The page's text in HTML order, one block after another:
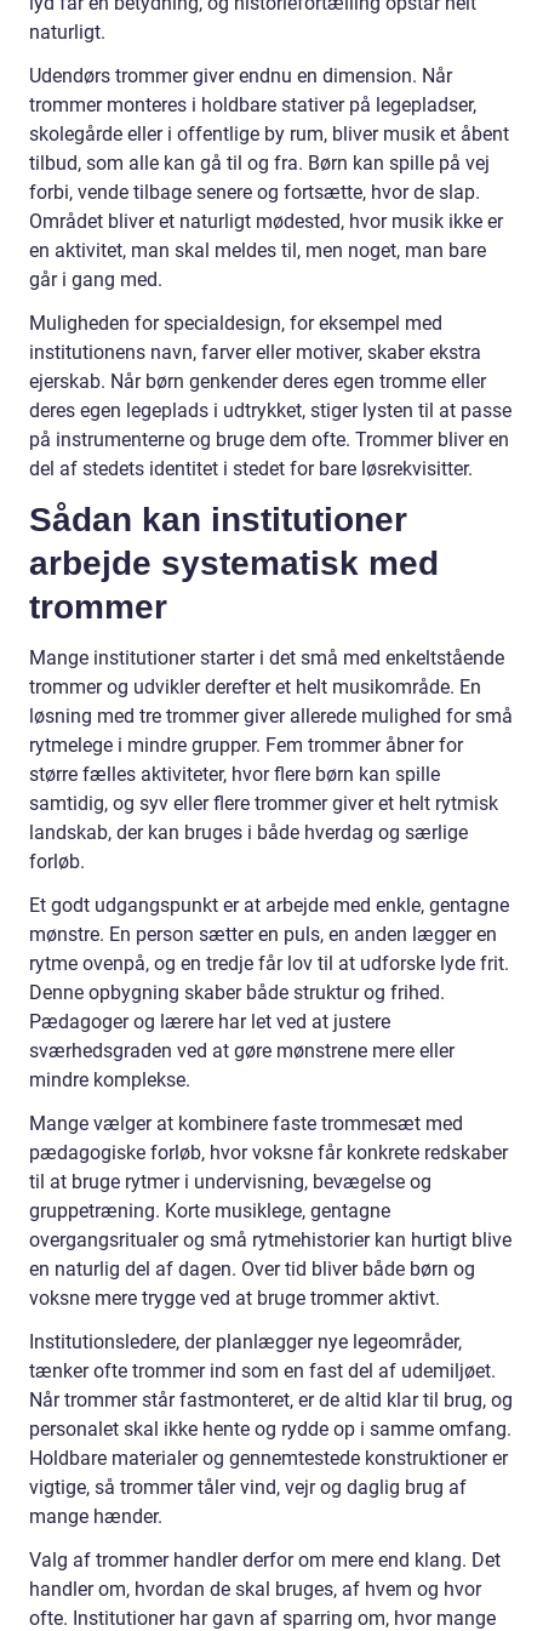
naturligt.
Udendørs trommer giver endnu en dimension. Når
trommer monteres i holdbare stativer på legepladser,
skolegårde eller i offentlige by rum, bliver musik et åbent
tilbud, som alle kan gå til og fra. Børn kan spille på vej
forbi, vende tilbage senere og fortsætte, hvor de slap.
Området bliver et naturligt mødested, hvor musik ikke er
en aktivitet, man skal meldes til, men noget, man bare
går i gang med.
Muligheden for specialdesign, for eksempel med
institutionens navn, farver eller motiver, skaber ekstra
ejerskab. Når børn genkender deres egen tromme eller
deres egen legeplads i udtrykket, stiger lysten til at passe
på instrumenterne og bruge dem ofte. Trommer bliver en
del af stedets identitet i stedet for bare løsrekvisitter.
Sådan kan institutioner
arbejde systematisk med
trommer
Mange institutioner starter i det små med enkeltstående
trommer og udvikler derefter et helt musikområde. En
løsning med tre trommer giver allerede mulighed for små
rytmelege i mindre grupper. Fem trommer åbner for
større fælles aktiviteter, hvor flere børn kan spille
samtidig, og syv eller flere trommer giver et helt rytmisk
landskab, der kan bruges i både hverdag og særlige
forløb.
Et godt udgangspunkt er at arbejde med enkle, gentagne
mønstre. En person sætter en puls, en anden lægger en
rytme ovenpå, og en tredje får lov til at udforske lyde frit.
Denne opbygning skaber både struktur og frihed.
Pædagoger og lærere har let ved at justere
sværhedsgraden ved at gøre mønstrene mere eller
mindre komplekse.
Mange vælger at kombinere faste trommesæt med
pædagogiske forløb, hvor voksne får konkrete redskaber
til at bruge rytmer i undervisning, bevægelse og
gruppetræning. Korte musiklege, gentagne
overgangsritualer og små rytmehistorier kan hurtigt blive
en naturlig del af dagen. Over tid bliver både børn og
voksne mere trygge ved at bruge trommer aktivt.
Institutionsledere, der planlægger nye legeområder,
tænker ofte trommer ind som en fast del af udemiljøet.
Når trommer står fastmonteret, er de altid klar til brug, og
personalet skal ikke hente og rydde op i samme omfang.
Holdbare materialer og gennemtestede konstruktioner er
vigtige, så trommer tåler vind, vejr og daglig brug af
mange hænder.
Valg af trommer handler derfor om mere end klang. Det
handler om, hvordan de skal bruges, af hvem og hvor
ofte. Institutioner har gavn af sparring om, hvor mange